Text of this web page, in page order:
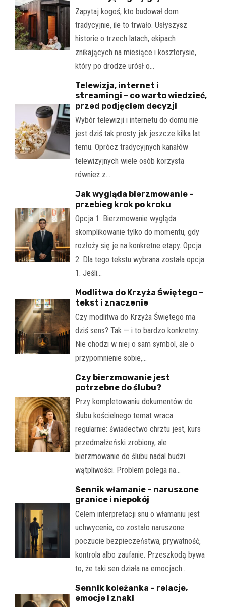
Zapytaj kogoś, kto budował dom
tradycyjnie, ile to trwało. Usłyszysz
historie o trzech latach, ekipach
znikających na miesiące i kosztorysie,
który po drodze urósł o…
Telewizja, internet i
streamingi – co warto wiedzieć,
przed podjęciem decyzji
Wybór telewizji i internetu do domu nie
jest dziś tak prosty jak jeszcze kilka lat
temu. Oprócz tradycyjnych kanałów
telewizyjnych wiele osób korzysta
również z…
Jak wygląda bierzmowanie –
przebieg krok po kroku
Opcja 1: Bierzmowanie wygląda
skomplikowanie tylko do momentu, gdy
rozłoży się je na konkretne etapy. Opcja
2: Dla tego tekstu wybrana została opcja
1. Jeśli…
Modlitwa do Krzyża Świętego –
tekst i znaczenie
Czy modlitwa do Krzyża Świętego ma
dziś sens? Tak — i to bardzo konkretny.
Nie chodzi w niej o sam symbol, ale o
przypomnienie sobie,…
Czy bierzmowanie jest
potrzebne do ślubu?
Przy kompletowaniu dokumentów do
ślubu kościelnego temat wraca
regularnie: świadectwo chrztu jest, kurs
przedmałżeński zrobiony, ale
bierzmowanie do ślubu nadal budzi
wątpliwości. Problem polega na…
Sennik włamanie – naruszone
granice i niepokój
Celem interpretacji snu o włamaniu jest
uchwycenie, co zostało naruszone:
poczucie bezpieczeństwa, prywatność,
kontrola albo zaufanie. Przeszkodą bywa
to, że taki sen działa na emocjach…
Sennik koleżanka – relacje,
emocje i znaki